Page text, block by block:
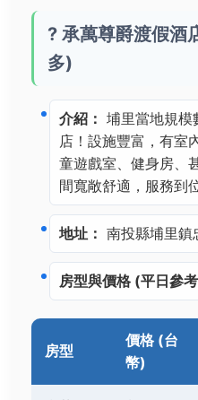
? 承萬尊爵渡假酒
多)
介紹： 埔里當地規模
店！設施豐富，有室
童遊戲室、健身房、
間寬敞舒適，服務到位
地址： 南投縣埔里鎮
房型與價格 (平日參考
房型
價格 (台
幣)